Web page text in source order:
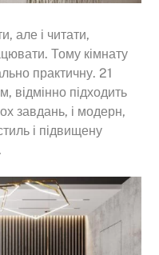
але і читати,
Тому кімнату
практичну. 21
відмінно підходить
завдань, і модерн,
і підвищену